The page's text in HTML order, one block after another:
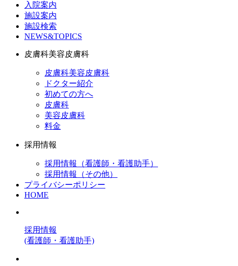
入院案内
施設案内
施設検索
NEWS&TOPICS
皮膚科美容皮膚科
皮膚科美容皮膚科
ドクター紹介
初めての方へ
皮膚科
美容皮膚科
料金
採用情報
採用情報（看護師・看護助手）
採用情報（その他）
プライバシーポリシー
HOME
採用情報
(看護師・看護助手)